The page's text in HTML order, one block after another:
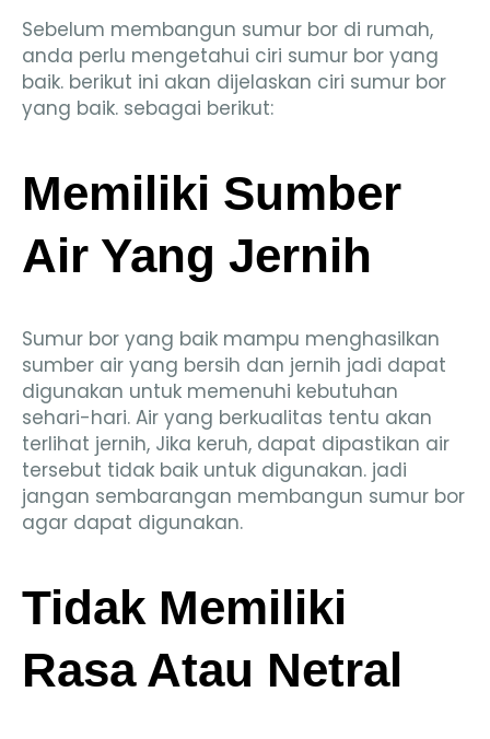
Sebelum membangun sumur bor di rumah,
anda perlu mengetahui ciri sumur bor yang
baik. berikut ini akan dijelaskan ciri sumur bor
yang baik. sebagai berikut:
Memiliki Sumber
Air Yang Jernih
Sumur bor yang baik mampu menghasilkan
sumber air yang bersih dan jernih jadi dapat
digunakan untuk memenuhi kebutuhan
sehari-hari. Air yang berkualitas tentu akan
terlihat jernih, Jika keruh, dapat dipastikan air
tersebut tidak baik untuk digunakan. jadi
jangan sembarangan membangun sumur bor
agar dapat digunakan.
Tidak Memiliki
Rasa Atau Netral